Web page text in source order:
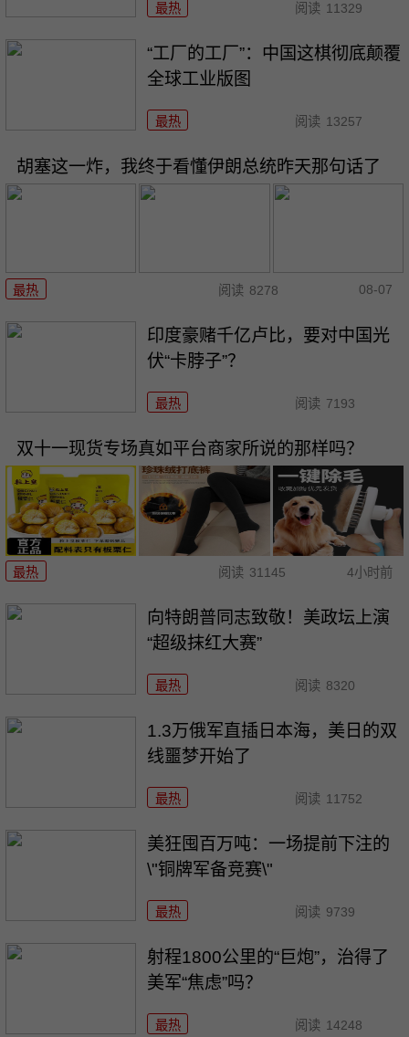
最热 阅读 11329
“工厂的工厂”：中国这棋彻底颠覆
全球工业版图
最热 阅读 13257
胡塞这一炸，我终于看懂伊朗总统昨天那句话了
最热 阅读 8278 08-07
印度豪赌千亿卢比，要对中国光
伏“卡脖子”？
最热 阅读 7193
双十一现货专场真如平台商家所说的那样吗？
最热 阅读 31145 4小时前
向特朗普同志致敬！美政坛上演
“超级抹红大赛”
最热 阅读 8320
1.3万俄军直插日本海，美日的双
线噩梦开始了
最热 阅读 11752
美狂囤百万吨：一场提前下注的
\"铜牌军备竞赛\"
最热 阅读 9739
射程1800公里的“巨炮”，治得了
美军“焦虑”吗？
最热 阅读 14248